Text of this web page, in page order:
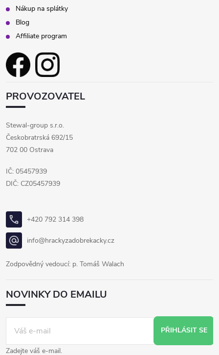
Nákup na splátky
Blog
Affiliate program
PROVOZOVATEL
Stewal-group s.r.o.
Českobratrská 692/15
702 00 Ostrava
IČ: 05457939
DIČ: CZ05457939
+420 792 314 398
info@hrackyzadobrekacky.cz
Zodpovědný vedoucí: p. Tomáš Walach
NOVINKY DO EMAILU
PŘIHLÁSIT SE
Zadejte váš e-mail.